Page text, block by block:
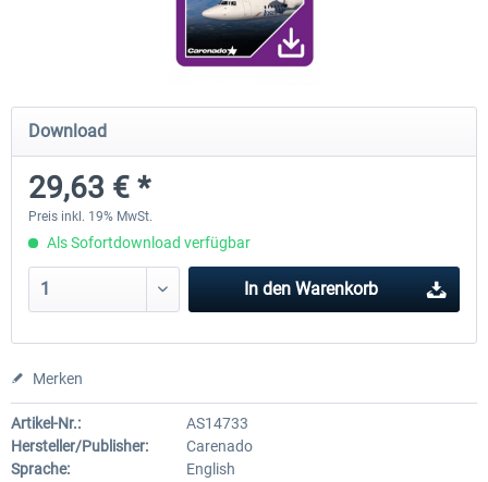
Diamond DA-62
37,95 € *
Cessna 208 Grand Caravan
Download
29,63 € *
Preis inkl. 19% MwSt.
Als Sofortdownload verfügbar
In den Warenkorb
Merken
Artikel-Nr.:
AS14733
Hersteller/Publisher:
Carenado
Sprache:
English